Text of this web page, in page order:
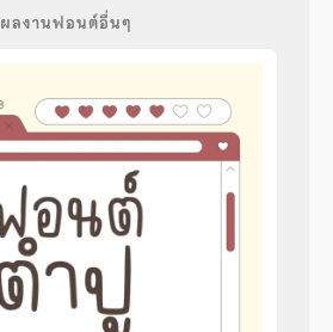
ผลงานฟอนต์อื่นๆ